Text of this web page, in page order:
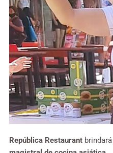
República Restaurant